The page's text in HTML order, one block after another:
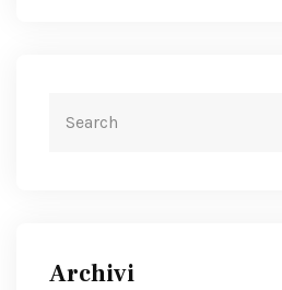
Archivi